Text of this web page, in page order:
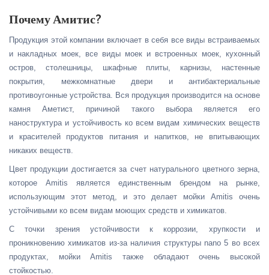
Почему Амитис?
Продукция этой компании включает в себя все виды встраиваемых
и накладных моек, все виды моек и встроенных моек, кухонный
остров, столешницы, шкафные плиты, карнизы, настенные
покрытия, межкомнатные двери и антибактериальные
противоугонные устройства. Вся продукция производится на основе
камня Аметист, причиной такого выбора является его
наноструктура и устойчивость ко всем видам химических веществ
и красителей продуктов питания и напитков, не впитывающих
никаких веществ.
Цвет продукции достигается за счет натурального цветного зерна,
которое Amitis является единственным брендом на рынке,
использующим этот метод, и это делает мойки Amitis очень
устойчивыми ко всем видам моющих средств и химикатов.
С точки зрения устойчивости к коррозии, хрупкости и
проникновению химикатов из-за наличия структуры nano 5 во всех
продуктах, мойки Amitis также обладают очень высокой
стойкостью.